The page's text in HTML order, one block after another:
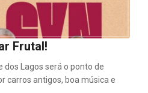
Frutal!
dos Lagos será o ponto de
carros antigos, boa música e